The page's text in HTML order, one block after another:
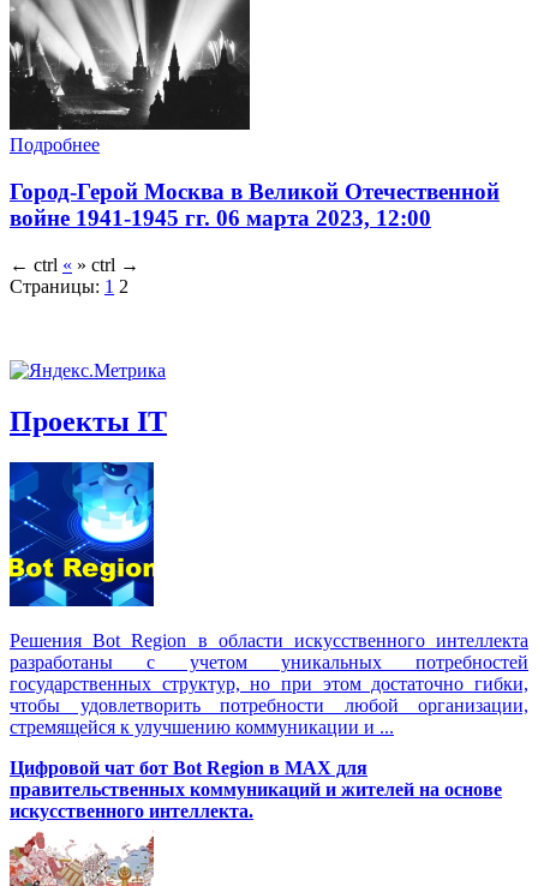
Подробнее
Город-Герой Москва в Великой Отечественной
войне 1941-1945 гг. 06 марта 2023, 12:00
← ctrl « » ctrl →
Страницы: 1 2
Проекты IT
Решения Вot Region в области искусственного интеллекта
разработаны с учетом уникальных потребностей
государственных структур, но при этом достаточно гибки,
чтобы удовлетворить потребности любой организации,
стремящейся к улучшению коммуникации и ...
Цифровой чат бот Вot Region в MAX для
правительственных коммуникаций и жителей на основе
искусственного интеллекта.